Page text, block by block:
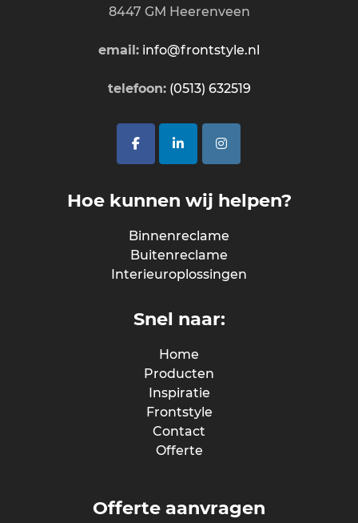
8447 GM Heerenveen
email: info@frontstyle.nl
telefoon: (0513) 632519
Hoe kunnen wij helpen?
Binnenreclame
Buitenreclame
Interieuroplossingen
Snel naar:
Home
Producten
Inspiratie
Frontstyle
Contact
Offerte
Offerte aanvragen